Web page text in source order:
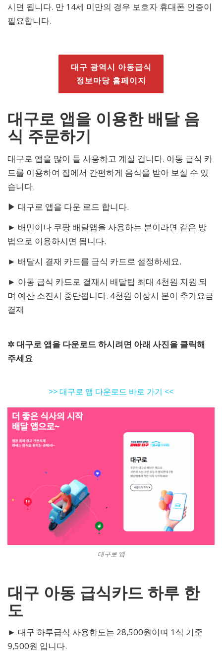
시면 됩니다. 만 14세 미만의 경우 보호자 휴대폰 인증이
필요합니다.
대구 광역시 아동급식
정보마당 홈페이지
대구로 앱을 이용한 배달 음
식 주문하기
대구로 앱을 많이 들 사용하고 계실 겁니다. 아동 급식 카
드를 이용하여 집에서 간편하게 음식을 받아 보실 수 있
습니다.
▶ 대구로 앱을 다운 로드 합니다.
► 배민이나 쿠팡 배달앱을 사용하는 분이라면 같은 방
법으로 이용하시면 됩니다.
► 배달시 결재 카드를 급식 카드로 설정하세요.
► 아동 급식 카드로 결재시 배달팁 최대 4천원 지원 되
며 예산 소진시 중단됩니다. 4천원 이상시 본이 추가요금
결재
✲ 대구로 앱을 다운로드 하시려면 아래 사진을 클릭해
주세요
>> 대구로 앱 다운로드 바로 가기 <<
대구로 앱
대구 아동 급식카드 하루 한
도
► 대구 하루급식 사용한도는 28,500원이며 1식 기준
9,500원 입니다.